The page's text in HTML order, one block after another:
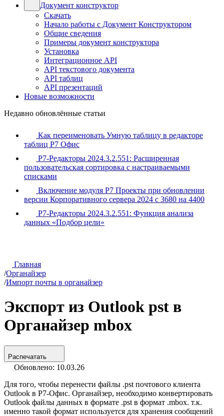
Документ конструктор
Скачать
Начало работы с Документ Конструктором
Общие сведения
Примеры документ конструктора
Установка
Интеграционное API
API текстового документа
API таблиц
API презентаций
Новые возможности
Недавно обновлённые статьи
Как переименовать Умную таблицу в редакторе
таблиц Р7 Офис
Р7-Редакторы 2024.3.2.551: Расширенная
пользовательская сортировка с настраиваемыми
списками
Включение модуля Р7 Проекты при обновлении
версии Корпоративного сервера 2024 с 3680 на 4400
Р7-Редакторы 2024.3.2.551: Функция анализа
данных «Подбор цели»
Главная
/Органайзер
/Импорт почты в органайзер
Экспорт из Outlook pst в
Органайзер mbox
Распечатать
Обновлено: 10.03.26
Для того, чтобы перенести файлы .pst почтового клиента
Outlook в Р7-Офис. Органайзер, необходимо конвертировать
Outlook файлы данных в формате .pst в формат .mbox. т.к.
именно такой формат используется для хранения сообщений